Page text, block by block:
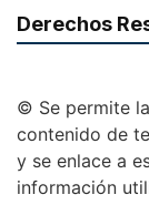
Derechos
© Se permite
contenido de
y se enlace a
información